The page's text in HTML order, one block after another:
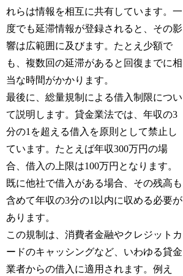
れらは情報を相互に共有しています。一
度でも延滞情報が登録されると、その影
響は広範囲に及びます。たとえ少額で
も、複数回の延滞があると回復までに相
当な時間がかかります。
最後に、総量規制による借入制限につい
て説明します。貸金業法では、年収の3
分の1を超える借入を原則として禁止し
ています。たとえば年収300万円の場
合、借入の上限は100万円となります。
既に他社で借入がある場合、その残高も
含めて年収の3分の1以内に収める必要が
あります。
この規制は、消費者金融やクレジットカ
ードのキャッシングなど、いわゆる貸金
業者からの借入に適用されます。例え